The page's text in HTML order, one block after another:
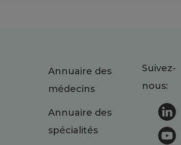
Annuaire des
médecins
Annuaire des
spécialités
Suivez-
nous: